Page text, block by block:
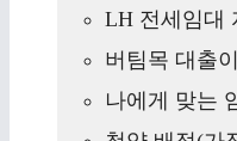
LH 전세임대
버팀목 대출
나에게 맞는